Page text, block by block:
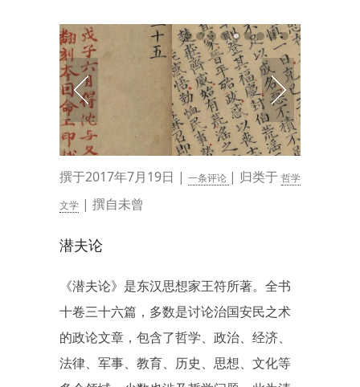
撰于2017年7月19日 | 一条评论 | 归类于 哲学
文学 | 撰自未曾
潜夫论
《潜夫论》是东汉思想家王符所著。全书
十卷三十六篇，多数是讨论治国安民之术
的政论文章，包含了哲学、政治、经济、
法律、军事、教育、历史、思想、文化等